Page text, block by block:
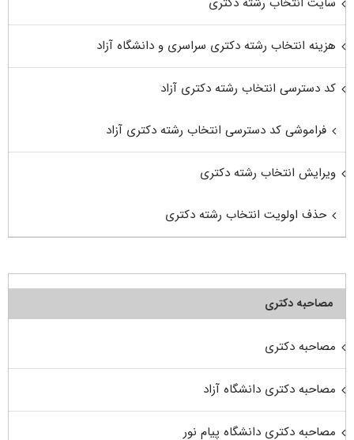
هزینه انتخاب رشته دکتری سراسری و دانشگاه آزاد
کد دسترسی انتخاب رشته دکتری آزاد
فراموشی کد دسترسی انتخاب رشته دکتری آزاد
ویرایش انتخاب رشته دکتری
حذف اولویت انتخاب رشته دکتری
مصاحبه دکتری
مصاحبه دکتری
مصاحبه دکتری دانشگاه آزاد
مصاحبه دکتری دانشگاه پیام نور